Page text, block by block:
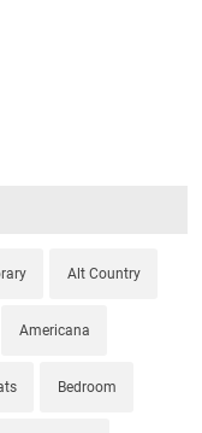
Alt Country
Americana
Bedroom